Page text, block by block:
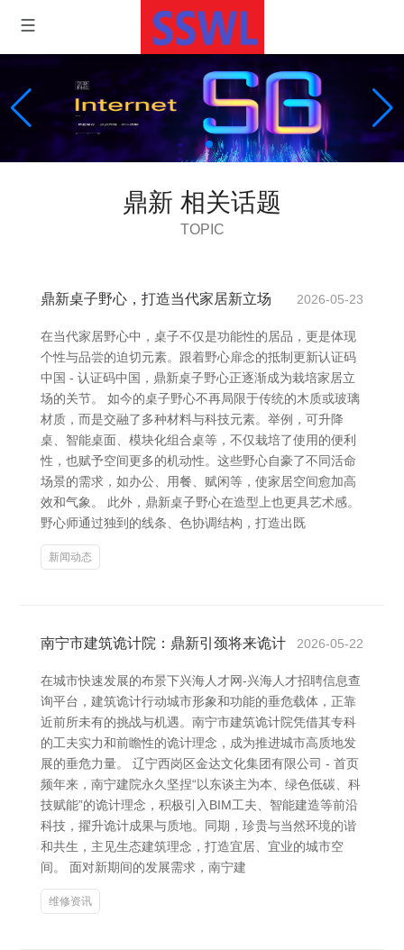
鼎新 相关话题
TOPIC
鼎新桌子野心，打造当代家居新立场 2026-05-23
在当代家居野心中，桌子不仅是功能性的居品，更是体现
个性与品尝的迫切元素。跟着野心扉念的抵制更新认证码
中国 - 认证码中国，鼎新桌子野心正逐渐成为栽培家居立
场的关节。 如今的桌子野心不再局限于传统的木质或玻璃
材质，而是交融了多种材料与科技元素。举例，可升降
桌、智能桌面、模块化组合桌等，不仅栽培了使用的便利
性，也赋予空间更多的机动性。这些野心自豪了不同活命
场景的需求，如办公、用餐、赋闲等，使家居空间愈加高
效和气象。 此外，鼎新桌子野心在造型上也更具艺术感。
野心师通过独到的线条、色协调结构，打造出既
新闻动态
南宁市建筑诡计院：鼎新引颈将来诡计 2026-05-22
在城市快速发展的布景下兴海人才网-兴海人才招聘信息查
询平台，建筑诡计行动城市形象和功能的垂危载体，正靠
近前所未有的挑战与机遇。南宁市建筑诡计院凭借其专科
的工夫实力和前瞻性的诡计理念，成为推进城市高质地发
展的垂危力量。 辽宁西岗区金达文化集团有限公司 - 首页
频年来，南宁建院永久坚捏“以东谈主为本、绿色低碳、科
技赋能”的诡计理念，积极引入BIM工夫、智能建造等前沿
科技，擢升诡计成果与质地。同期，珍贵与当然环境的谐
和共生，主见生态建筑理念，打造宜居、宜业的城市空
间。 面对新期间的发展需求，南宁建
维修资讯